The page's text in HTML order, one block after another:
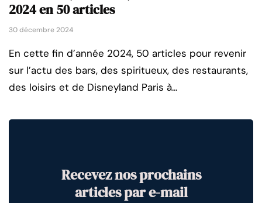
2024 en 50 articles
30 décembre 2024
En cette fin d’année 2024, 50 articles pour revenir
sur l’actu des bars, des spiritueux, des restaurants,
des loisirs et de Disneyland Paris à…
Recevez nos prochains
articles par e-mail